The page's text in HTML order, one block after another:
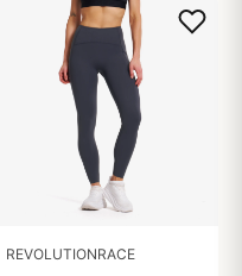
REVOLUTIONRACE